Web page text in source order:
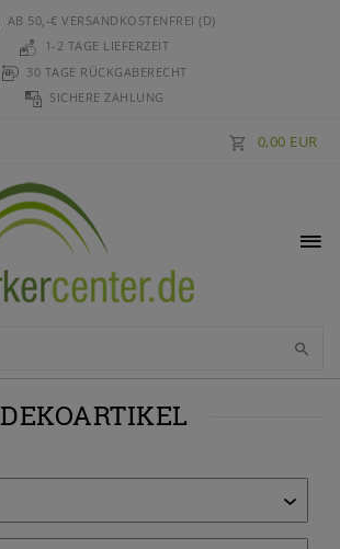
AB 50,-€ VERSANDKOSTENFREI (D)
1-2 TAGE LIEFERZEIT
30 TAGE RÜCKGABERECHT
SICHERE ZAHLUNG
0,00 EUR
DEKOARTIKEL